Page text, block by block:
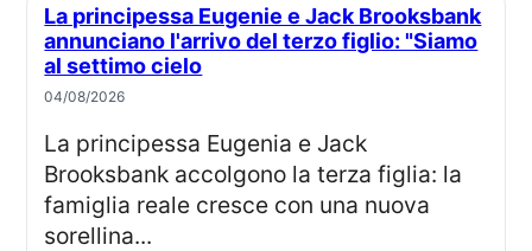
La principessa Eugenie e Jack Brooksbank
annunciano l'arrivo del terzo figlio: "Siamo
al settimo cielo
04/08/2026
La principessa Eugenia e Jack
Brooksbank accolgono la terza figlia: la
famiglia reale cresce con una nuova
sorellina...